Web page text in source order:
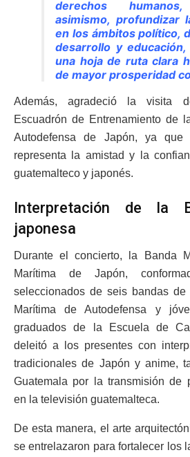
derechos humanos,
asimismo, profundizar
en los ámbitos político,
desarrollo y
una hoja de ruta clara
de mayor prosperidad
Además, agradeció la visita
Escuadrón de Entrenamiento de
Autodefensa de Japón, ya
representa la amistad y la
guatemalteco y japonés.
Interpretación de la
japonesa
Durante el concierto, la Banda
Marítima de Japón,
seleccionados de seis bandas
Marítima de Autodefensa y
graduados de la Escuela de
deleitó a los presentes con
tradicionales de Japón y anime,
Guatemala por la transmisión de
en la televisión guatemalteca.
De esta manera, el arte
se entrelazaron para fortalecer los